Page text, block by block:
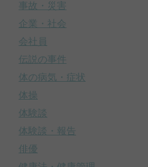
事故・災害
企業・社会
会社員
伝説の事件
体の病気・症状
体操
体験談
体験談・報告
俳優